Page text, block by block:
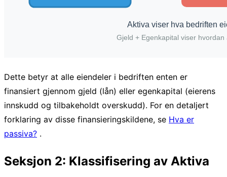
Dette betyr at alle eiendeler i bedriften enten er
finansiert gjennom gjeld (lån) eller egenkapital (eierens
innskudd og tilbakeholdt overskudd). For en detaljert
forklaring av disse finansieringskildene, se Hva er
passiva? .
Seksjon 2: Klassifisering av Aktiva